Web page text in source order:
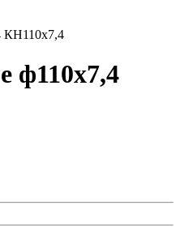
КН110х7,4
ф110х7,4